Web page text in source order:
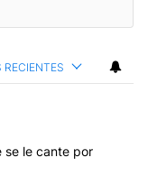
RECIENTES
se le cante por